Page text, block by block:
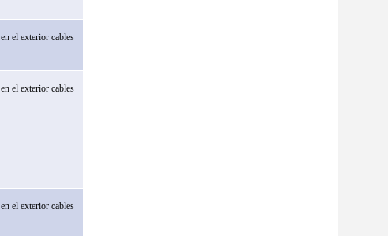
en el exterior cables
en el exterior cables
en el exterior cables